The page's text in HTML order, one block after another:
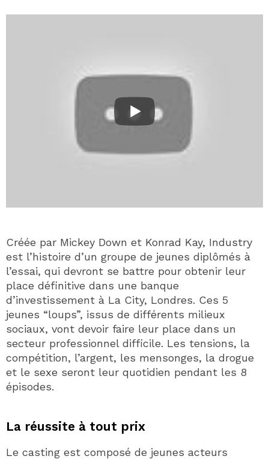
Créée par Mickey Down et Konrad Kay, Industry
est l’histoire d’un groupe de jeunes diplômés à
l’essai, qui devront se battre pour obtenir leur
place définitive dans une banque
d’investissement à La City, Londres. Ces 5
jeunes “loups”, issus de différents milieux
sociaux, vont devoir faire leur place dans un
secteur professionnel difficile. Les tensions, la
compétition, l’argent, les mensonges, la drogue
et le sexe seront leur quotidien pendant les 8
épisodes.
La réussite à tout prix
Le casting est composé de jeunes acteurs